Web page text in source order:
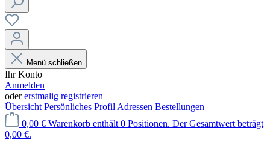
Menü schließen
Ihr Konto
Anmelden
odererstmalig registrieren
Übersicht Persönliches Profil Adressen Bestellungen
0,00 € Warenkorb enthält 0 Positionen. Der Gesamtwert beträgt
0,00 €.